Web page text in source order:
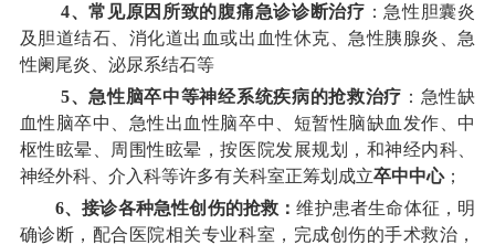
4、常见原因所致的腹痛急诊诊断治疗 ：急性胆囊炎
及胆道结石、消化道出血或出血性休克、急性胰腺炎、急
性阑尾炎、泌尿系结石等
5、急性脑卒中等神经系统疾病的抢救治疗 ：急性缺
血性脑卒中、急性出血性脑卒中、短暂性脑缺血发作、中
枢性眩晕、周围性眩晕，按医院发展规划，和神经内科、
神经外科、介入科等许多有关科室正筹划成立卒中中心；
6、接诊各种急性创伤的抢救：维护患者生命体征，明
确诊断，配合医院相关专业科室，完成创伤的手术救治，